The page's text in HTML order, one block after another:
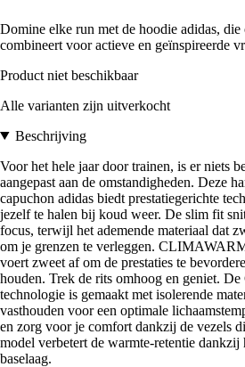
Domine elke run met de hoodie adidas, die
combineert voor actieve en geïnspireerde
Product niet beschikbaar
Alle varianten zijn uitverkocht
Beschrijving
Voor het hele jaar door trainen, is er niets
aangepast aan de omstandigheden. Deze
capuchon adidas biedt prestatiegerichte
jezelf te halen bij koud weer. De slim fit
focus, terwijl het ademende materiaal dat
om je grenzen te verleggen.
voert zweet af om de prestaties te
houden. Trek de rits omhoog en geniet.
technologie is gemaakt met isolerende
vasthouden voor een optimale
en zorg voor je comfort dankzij de vezels
model verbetert de warmte-retentie dankzij
baselaag.